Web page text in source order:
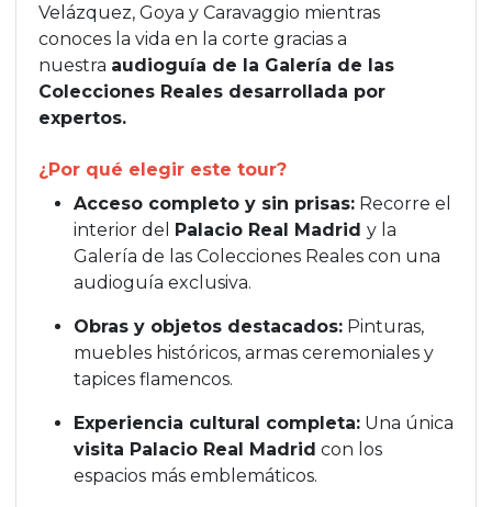
Velázquez, Goya y Caravaggio mientras
conoces la vida en la corte gracias a
nuestra audioguía de la Galería de las
Colecciones Reales desarrollada por
expertos.
¿Por qué elegir este tour?
Acceso completo y sin prisas: Recorre el
interior del Palacio Real Madrid y la
Galería de las Colecciones Reales con una
audioguía exclusiva.
Obras y objetos destacados: Pinturas,
muebles históricos, armas ceremoniales y
tapices flamencos.
Experiencia cultural completa: Una única
visita Palacio Real Madrid con los
espacios más emblemáticos.